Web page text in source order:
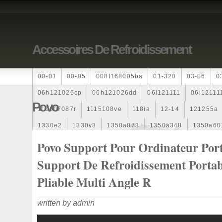
Accessoires De Refroidissement
00-01 00-05 008t168005ba 01-320 03-06
06h121026cp 06h121026dd 06l121111
110607087r 1115108ve 118ia 12-14 121255a
1330e2 1330v3 1350a073 1350a348
1992-2000
1k0121205 1k0121205ab
Povo
Povo Support Pour Ordinateur
Support De Refroidissement
Pliable Multi Angle R
written by admin